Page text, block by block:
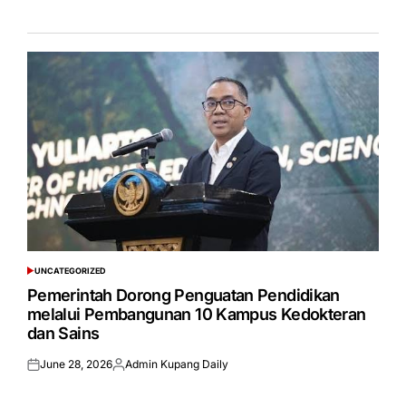
POSTED
IN
UNCATEGORIZED
Pemerintah Dorong Penguatan Pendidikan
melalui Pembangunan 10 Kampus Kedokteran
dan Sains
Posted
June 28, 2026Posted
Admin Kupang Daily